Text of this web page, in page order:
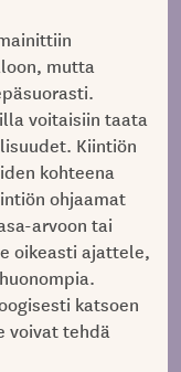
mutta
voitaisiin taata
Kiintiön
kohteena
ohjaamat
arvoon tai
oikeasti ajattele,
katsoen
voivat tehdä